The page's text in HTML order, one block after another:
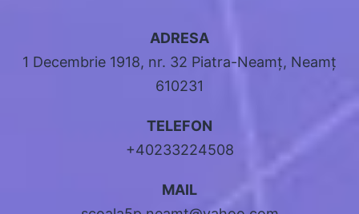
ADRESA
1 Decembrie 1918, nr. 32 Piatra-Neamț, Neamț
610231
TELEFON
+40233224508
MAIL